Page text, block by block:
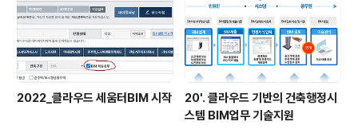
2022_클라우드 세움터BIM 시작
20'. 클라우드 기반의 건축행정시
스템 BIM업무 기술지원